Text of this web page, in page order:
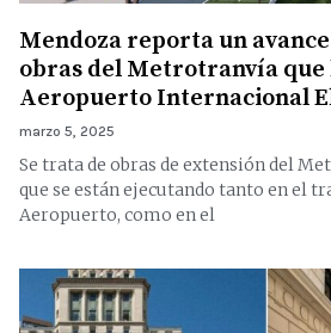
Mendoza reporta un
obras del Metrotranvía
Aeropuerto Internacional
marzo 5, 2025
Se trata de obras de extensión del
que se están ejecutando tanto en el
Aeropuerto, como en el